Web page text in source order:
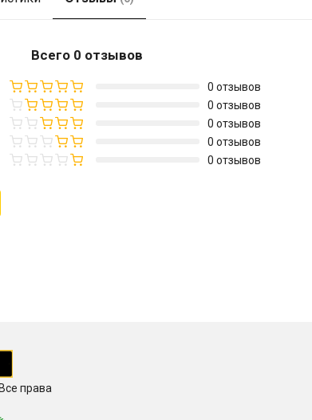
Всего 0 отзывов
0 отзывов
0 отзывов
0 отзывов
0 отзывов
0 отзывов
права